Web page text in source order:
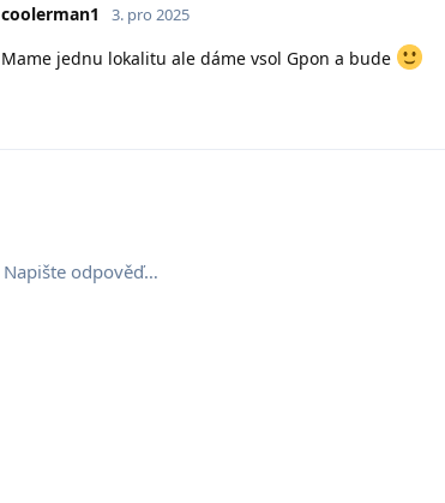
coolerman1 3. pro 2025
Mame jednu lokalitu ale dáme vsol Gpon a bude
Napište odpověď…